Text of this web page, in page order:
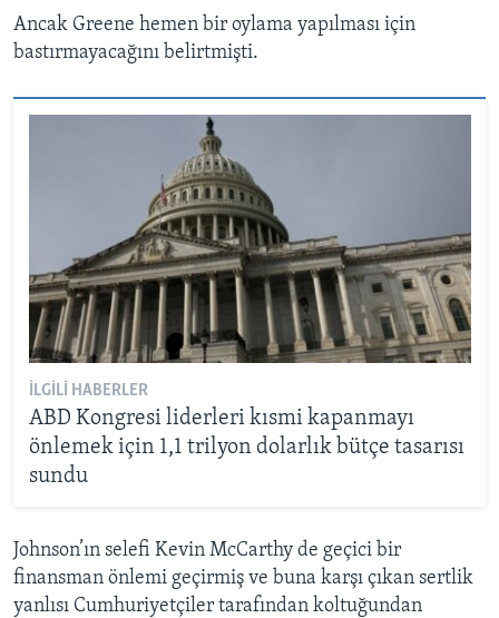
Ancak Greene hemen bir oylama yapılması için
bastırmayacağını belirtmişti.
İLGILI HABERLER
ABD Kongresi liderleri kısmi kapanmayı
önlemek için 1,1 trilyon dolarlık bütçe tasarısı
sundu
Johnson’ın selefi Kevin McCarthy de geçici bir
finansman önlemi geçirmiş ve buna karşı çıkan sertlik
yanlısı Cumhuriyetçiler tarafından koltuğundan